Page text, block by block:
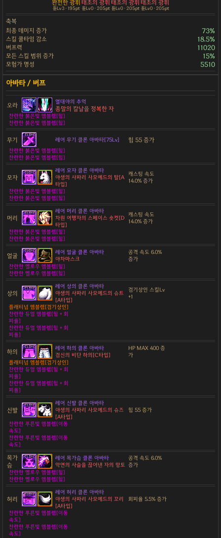
완전한 광휘
튠Lv3 · 195pt
태초의 광휘
튠Lv0 · 205pt
태초의 광휘
튠Lv0 · 205pt
태초의 광휘
튠Lv0 · 205pt
축복
최종 데미지 증가
73%
스킬 쿨타임 감소 18.5%
버프력 11020
모든 스킬 범위 증가 15%
모험가 명성 5510
오라 열대야의 추억
종말의 칼날을 정복한 자
찬란한 붉은빛 엠블렘[힘]
찬란한 붉은빛 엠블렘[힘]
무기 레어 무기 클론 아바타[75Lv] 힘 55 증가
찬란한 붉은빛 엠블렘[힘]
찬란한 붉은빛 엠블렘[힘]
모자
레어 모자 클론 아바타
야생의 사파리 사모예드의 탈[A
타입]
캐스팅 속도
14.0% 증가
찬란한 붉은빛 엠블렘[힘]
찬란한 붉은빛 엠블렘[힘]
머리
레어 머리 클론 아바타
차원 여행자의 스페이스 숏컷[D
타입]
캐스팅 속도
14.0% 증가
찬란한 붉은빛 엠블렘[힘]
찬란한 붉은빛 엠블렘[힘]
얼굴
레어 얼굴 클론 아바타
야차마스크
공격 속도 6.0%
증가
찬란한 옐로우 엠블렘[힘]
찬란한 옐로우 엠블렘[힘]
상의
레어 상의 클론 아바타
야생의 사파리 사모예드의 슈트
[A타입]
검기상인 스킬Lv
+1
플래티넘 엠블렘[검기상인]
찬란한 듀얼 엠블렘[힘 + 회
피율]
찬란한 듀얼 엠블렘[힘 + 회
피율]
하의
레어 하의 클론 아바타
검신의 비단 하의[C타입]
HP MAX 400 증
가
플래티넘 엠블렘[검기상인]
찬란한 듀얼 엠블렘[힘 + 회
피율]
찬란한 듀얼 엠블렘[힘 + 회
피율]
신발
레어 신발 클론 아바타
야생의 사파리 사모예드의 슈즈
[A타입]
힘 55 증가
찬란한 푸른빛 엠블렘[이동
속도]
찬란한 푸른빛 엠블렘[이동
속도]
목가
슴
레어 목가슴 클론 아바타
악연의 사슬을 끊어낸 자의 망토
공격 속도 6.0%
증가
찬란한 옐로우 엠블렘[힘]
찬란한 옐로우 엠블렘[힘]
허리
레어 허리 클론 아바타
야생의 사파리 사모예드의 꼬리
[A타입]
회피율 5.5% 증가
찬란한 푸른빛 엠블렘[이동
속도]
찬란한 푸른빛 엠블렘[이동
속도]